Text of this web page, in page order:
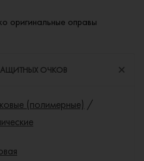
оригинальные оправы
ОЧКОВ
(полимерные) /